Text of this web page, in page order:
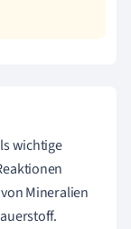
wichtige
Mineralien